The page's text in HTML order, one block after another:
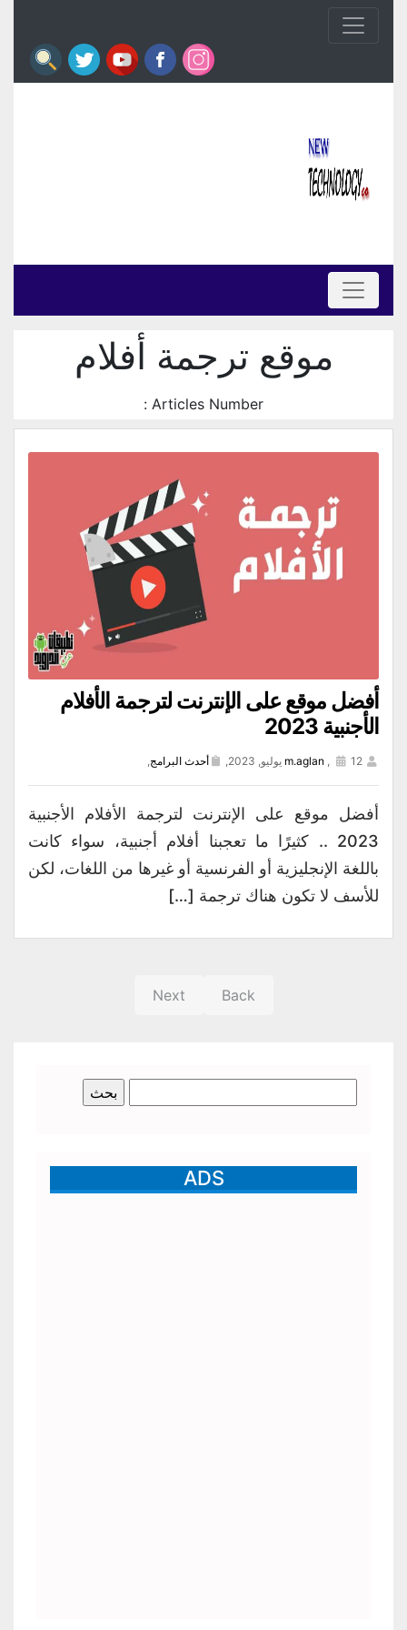
موقع ترجمة أفلام
Articles Number :
أفضل موقع على الإنترنت لترجمة الأفلام
الأجنبية 2023
m.aglan , 12 يوليو, 2023, أحدث البرامج,
أفضل موقع على الإنترنت لترجمة الأفلام الأجنبية
2023 .. كثيرًا ما تعجبنا أفلام أجنبية، سواء كانت
باللغة الإنجليزية أو الفرنسية أو غيرها من اللغات، لكن
للأسف لا تكون هناك ترجمة […]
Back
Next
عن:
ADS